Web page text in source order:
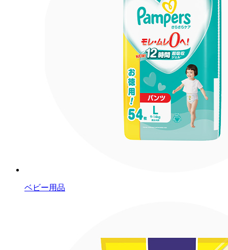
ベビー用品